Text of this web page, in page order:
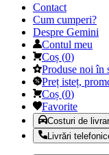
Contact
Cum cumperi?
Despre Gemini
Contul meu
Coș (0)
Produse noi în
Preț isteț,
Coș (0)
Favorite
Costuri de
Livrări